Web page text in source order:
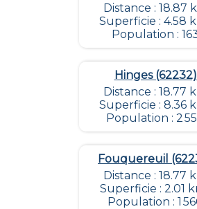
Distance : 18.87
Superficie : 4.58
Population :
Hinges (62232)
Distance : 18.77
Superficie : 8.36
Population : 2
Fouquereuil
Distance : 18.77
Superficie : 2.01
Population : 1